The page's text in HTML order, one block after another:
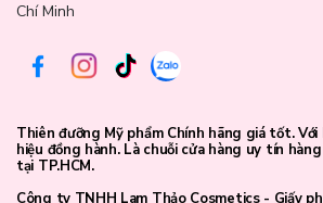
Dùng đầu cọ chấm nhẹ kem nền, sau đó tán
Sử dụng phần đầu vát của cọ để tán kỹ ở
Chí Minh
Thiên đưỡng Mỹ phẩm Chính hãng giá tốt.
hiệu đồng hành. Là chuỗi cửa hàng uy tín
tại TP.HCM.
Công ty TNHH Lam Thảo Cosmetics - Giấy